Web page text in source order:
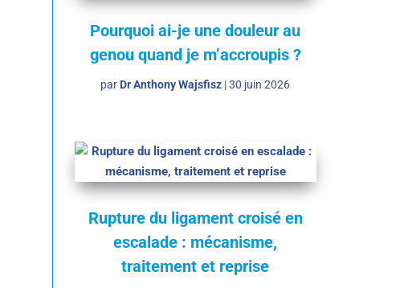
Pourquoi ai-je une douleur au
genou quand je m’accroupis ?
par Dr Anthony Wajsfisz |30 juin 2026
Rupture du ligament croisé en
escalade : mécanisme,
traitement et reprise